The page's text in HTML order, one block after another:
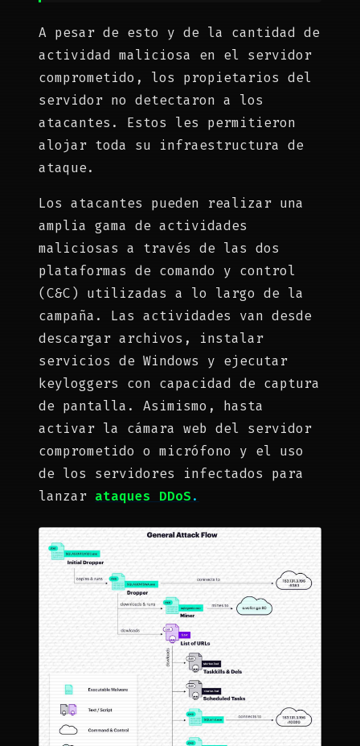
A pesar de esto y de la cantidad de
actividad maliciosa en el servidor
comprometido, los propietarios del
servidor no detectaron a los
atacantes. Estos les permitieron
alojar toda su infraestructura de
ataque.
Los atacantes pueden realizar una
amplia gama de actividades
maliciosas a través de las dos
plataformas de comando y control
(C&C) utilizadas a lo largo de la
campaña. Las actividades van desde
descargar archivos, instalar
servicios de Windows y ejecutar
keyloggers con capacidad de captura
de pantalla. Asimismo, hasta
activar la cámara web del servidor
comprometido o micrófono y el uso
de los servidores infectados para
lanzar ataques DDoS.